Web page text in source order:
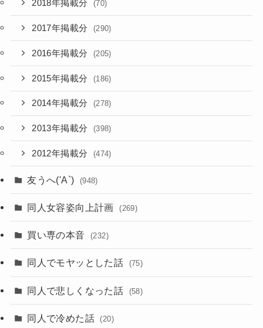
2018年掲載分 (70)
2017年掲載分 (290)
2016年掲載分 (205)
2015年掲載分 (186)
2014年掲載分 (278)
2013年掲載分 (398)
2012年掲載分 (474)
友うへ('A`) (948)
同人女容姿向上計画 (269)
買い専の本音 (232)
同人でモヤッとした話 (75)
同人で悲しくなった話 (58)
同人で冷めた話 (20)